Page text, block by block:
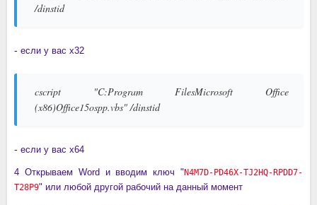
/dinstid
- если у вас x32
cscript "C:Program FilesMicrosoft Office
(x86)Office15ospp.vbs" /dinstid
- если у вас x64
4 Открываем Word и вводим ключ "N4M7D-PD46X-TJ2HQ-RPDD7-
T28P9" или любой другой рабочий на данный момент